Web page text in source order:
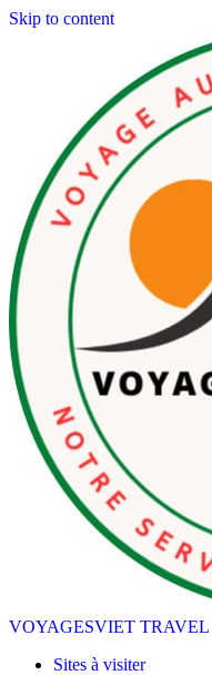
Skip to content
VOYAGESVIET TRAVEL
Sites à visiter